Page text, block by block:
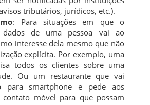
tributários, jurídicos, etc.).
: Para situações em que o
dados de uma pessoa vai ao
interesse dela mesmo que não
explícita. Por exemplo, uma
todos os clientes sobre uma
Ou um restaurante que vai
para smartphone e pede aos
móvel para que possam